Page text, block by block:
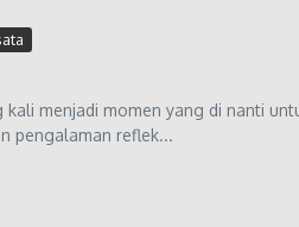
menjadi momen yang di nanti
pengalaman reflek...